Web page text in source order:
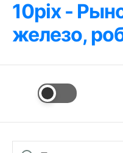
Перейти
содержимому
10pix -
железо,